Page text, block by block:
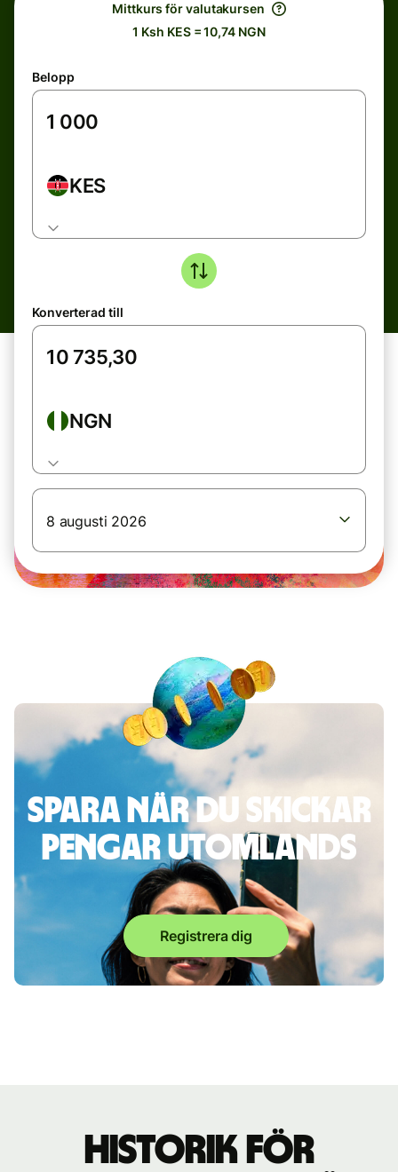
Mittkurs för valutakursen
1 Ksh KES = 10,74 NGN
Belopp
KES
Konverterad till
NGN
8 augusti 2026
Spara när du skickar
pengar utomlands
Registrera dig
Historik för